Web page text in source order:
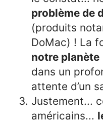
problème de
(produits
DoMac) ! La
notre planète
dans un
attente d’un
Justement...
américains...